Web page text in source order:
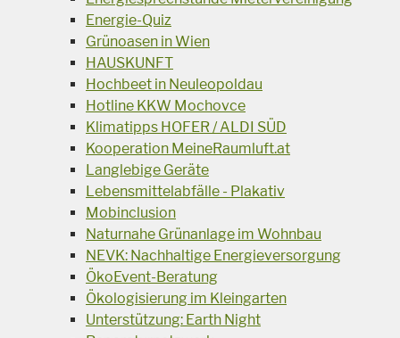
Energie-Quiz
Grünoasen in Wien
HAUSKUNFT
Hochbeet in Neuleopoldau
Hotline KKW Mochovce
Klimatipps HOFER / ALDI SÜD
Kooperation MeineRaumluft.at
Langlebige Geräte
Lebensmittelabfälle - Plakativ
Mobinclusion
Naturnahe Grünanlage im Wohnbau
NEVK: Nachhaltige Energieversorgung
ÖkoEvent-Beratung
Ökologisierung im Kleingarten
Unterstützung: Earth Night